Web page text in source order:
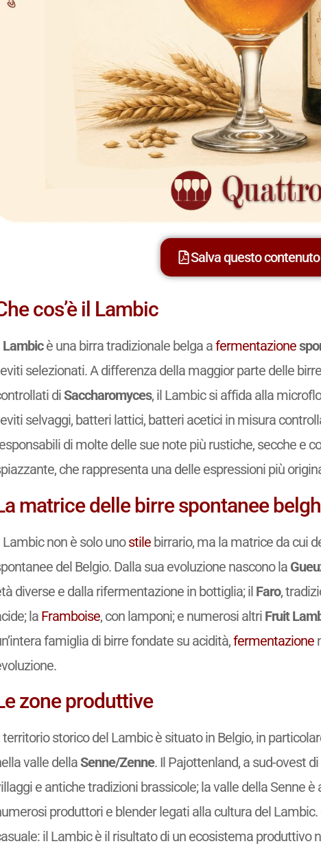
Salva questo
cos’è il Lambic
Lambicè una birra tradizionale belga afermentazione
selezionati. A differenza della maggior parte delle
diSaccharomyces, il Lambic si affida alla
selvaggi, batteri lattici, batteri acetici in misura
di molte delle sue note più rustiche, secche e
che rappresenta una delle espressioni più
matrice delle birre spontanee
Lambic non è solo unostile birrario, ma la matrice da cui
del Belgio. Dalla sua evoluzione nascono la
diverse e dalla rifermentazione in bottiglia; il Faro,
la Framboise, con lamponi; e numerosi altri Fruit
famiglia di birre fondate su acidità,fermentazione
zone produttive
territorio storico del Lambic è situato in Belgio, in
valle dellaSenne/Zenne. Il Pajottenland, a sud-ovest
e antiche tradizioni brassicole; la valle della Senne
produttori e blender legati alla cultura del
il Lambic è il risultato di un ecosistema produttivo